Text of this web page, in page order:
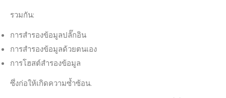
รวมกัน:
การสำรองข้อมูลปลั๊กอิน
การสำรองข้อมูลด้วยตนเอง
การโฮสต์สำรองข้อมูล
ซึ่งก่อให้เกิดความซ้ำซ้อน.